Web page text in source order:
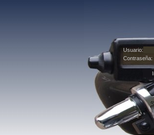
Usuario:
Contraseña: